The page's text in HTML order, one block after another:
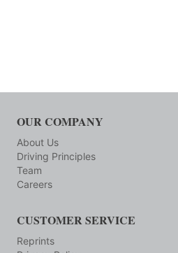
OUR COMPANY
About Us
Driving Principles
Team
Careers
CUSTOMER SERVICE
Reprints